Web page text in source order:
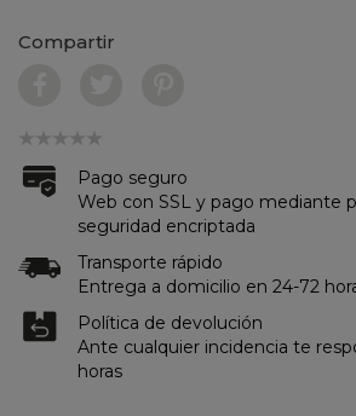
Compartir
Pago seguro
Web con SSL y pago mediante
seguridad encriptada
Transporte rápido
Entrega a domicilio en 24-72
Política de devolución
Ante cualquier incidencia te
horas